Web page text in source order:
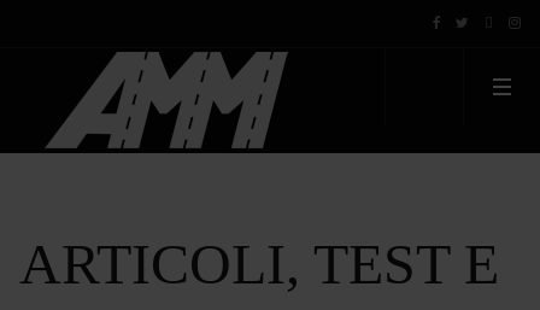
ARTICOLI, TEST E